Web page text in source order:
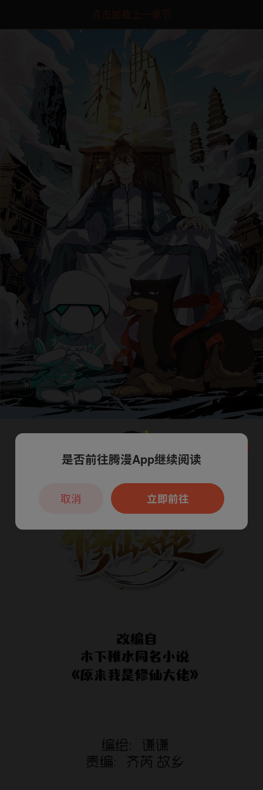
点击加载上一章节
本章节仅支持App阅读，可打开App新用
户7天免费看
是否前往腾漫App继续阅读
立即前往
取消